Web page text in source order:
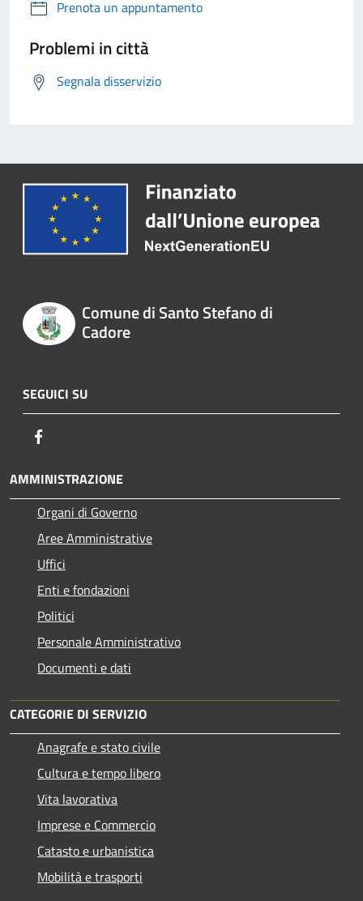
Prenota un appuntamento
Problemi in città
Segnala disservizio
Comune di Santo Stefano di
Cadore
SEGUICI SU
AMMINISTRAZIONE
Organi di Governo
Aree Amministrative
Uffici
Enti e fondazioni
Politici
Personale Amministrativo
Documenti e dati
CATEGORIE DI SERVIZIO
Anagrafe e stato civile
Cultura e tempo libero
Vita lavorativa
Imprese e Commercio
Catasto e urbanistica
Mobilità e trasporti